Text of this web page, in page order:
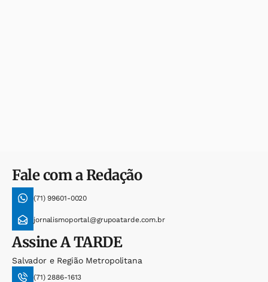
Fale com a Redação
(71) 99601-0020
jornalismoportal@grupoatarde.com.br
AssineA TARDE
Salvador e Região Metropolitana
(71) 2886-1613